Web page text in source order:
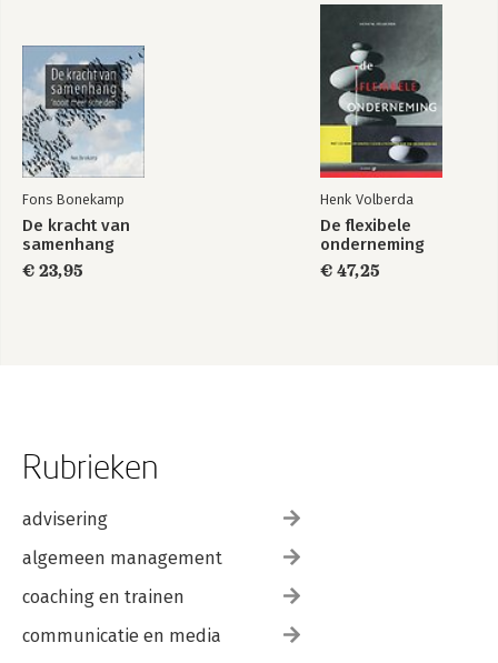
Fons Bonekamp
De kracht van
samenhang
€ 23,95
Henk Volberda
De flexibele
onderneming
€ 47,25
Rubrieken
advisering
algemeen management
coaching en trainen
communicatie en media